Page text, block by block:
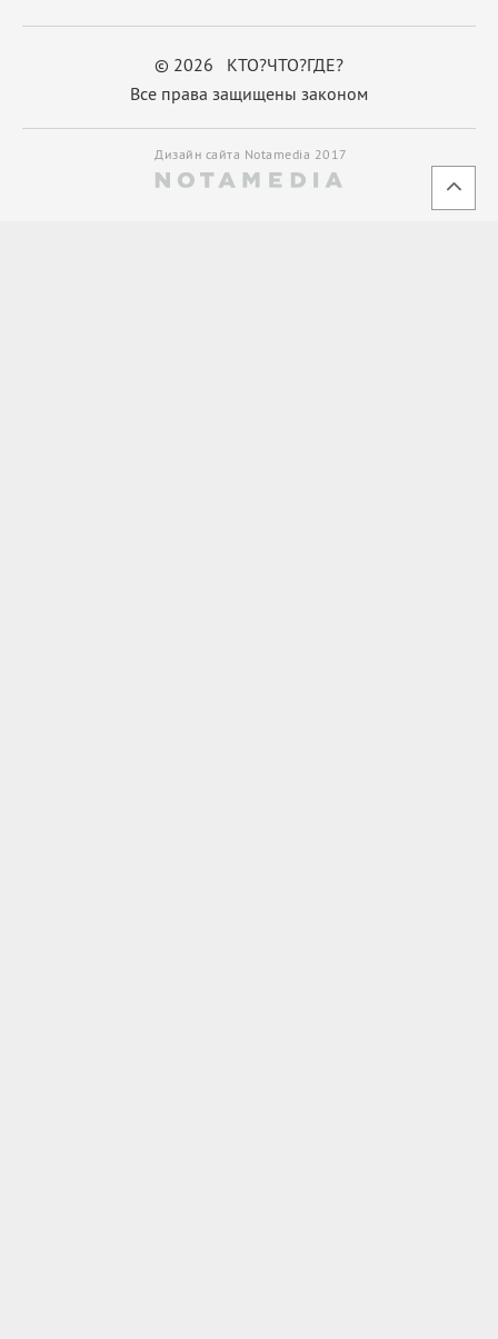
© 2026 КТО?ЧТО?ГДЕ?
Все права защищены законом
Дизайн сайта Notamedia 2017